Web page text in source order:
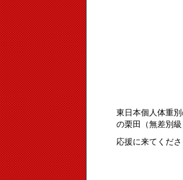
東日本個人体重
の栗田（無差別
応援に来てくだ